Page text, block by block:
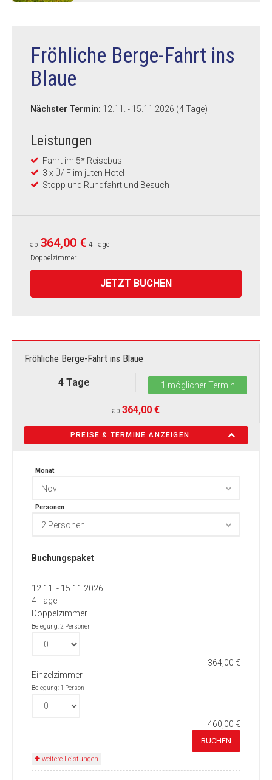
Fröhliche Berge-Fahrt ins
Blaue
Nächster Termin: 12.11. - 15.11.2026 (4 Tage)
Leistungen
Fahrt im 5* Reisebus
3 x Ü/ F im juten Hotel
Stopp und Rundfahrt und Besuch
ab 364,00 € 4 Tage
Doppelzimmer
JETZT BUCHEN
Fröhliche Berge-Fahrt ins Blaue
4 Tage 1 möglicher Termin
ab 364,00 €
PREISE & TERMINE ANZEIGEN
Monat
Nov
Personen
2 Personen
Buchungspaket
12.11. - 15.11.2026
4 Tage
Doppelzimmer
Belegung: 2 Personen
364,00 €
Einzelzimmer
Belegung: 1 Person
460,00 €
BUCHEN
weitere Leistungen